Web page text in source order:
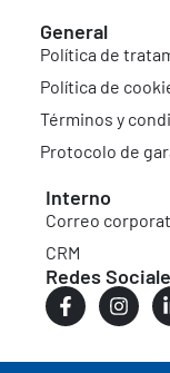
General
Política de
Política de
Términos y
Protocolo de
Interno
Correo
CRM
Redes